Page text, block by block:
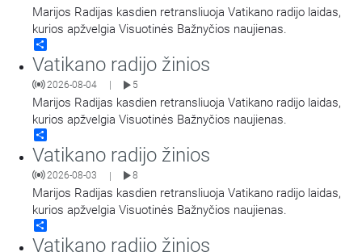
Marijos Radijas kasdien retransliuoja Vatikano radijo laidas,
kurios apžvelgia Visuotinės Bažnyčios naujienas.
Vatikano radijo žinios
2026-08-04 5
Marijos Radijas kasdien retransliuoja Vatikano radijo laidas,
kurios apžvelgia Visuotinės Bažnyčios naujienas.
Vatikano radijo žinios
2026-08-03 | 8
Marijos Radijas kasdien retransliuoja Vatikano radijo laidas,
kurios apžvelgia Visuotinės Bažnyčios naujienas.
Vatikano radijo žinios